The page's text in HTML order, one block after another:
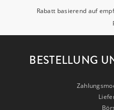
Rabatt basierend auf
BESTELLUNG